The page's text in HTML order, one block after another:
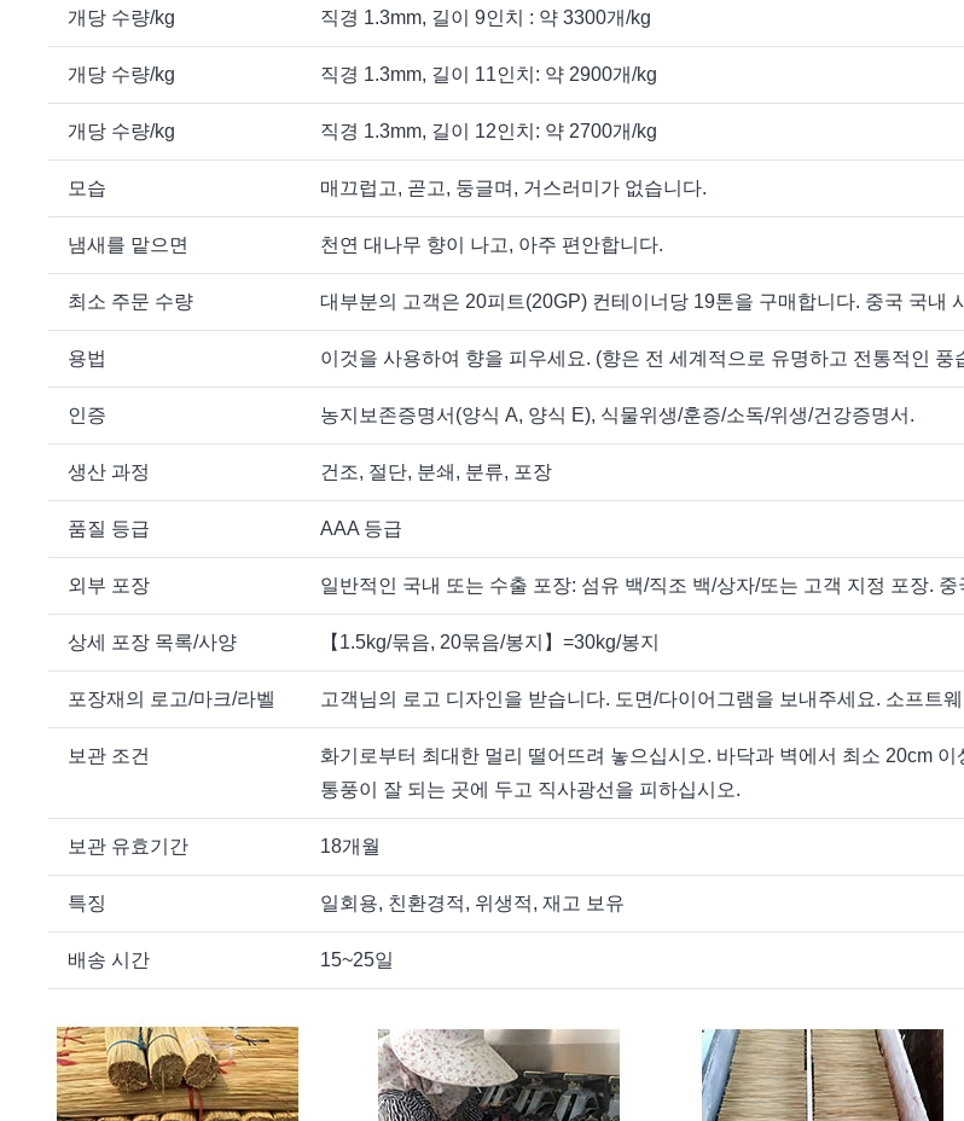
개당 수량/kg 직경 1.3mm, 길이 9인치 : 약 3300개/kg
개당 수량/kg 직경 1.3mm, 길이 11인치: 약 2900개/kg
개당 수량/kg 직경 1.3mm, 길이 12인치: 약 2700개/kg
모습 매끄럽고, 곧고, 둥글며, 거스러미가 없습니다.
냄새를 맡으면 천연 대나무 향이 나고, 아주 편안합니다.
최소 주문 수량 대부분의 고객은 20피트(20GP) 컨테이너당 19톤을 구매합니다. 중국 국내
용법 이것을 사용하여 향을 피우세요. (향은 전 세계적으로 유명하고 전통적인 풍
인증 농지보존증명서(양식 A, 양식 E), 식물위생/훈증/소독/위생/건강증명서.
생산 과정 건조, 절단, 분쇄, 분류, 포장
품질 등급 AAA 등급
외부 포장 일반적인 국내 또는 수출 포장: 섬유 백/직조 백/상자/또는 고객 지정 포장.
상세 포장 목록/사양 【1.5kg/묶음, 20묶음/봉지】=30kg/봉지
포장재의 로고/마크/라벨 고객님의 로고 디자인을 받습니다. 도면/다이어그램을 보내주세요. 소프트
보관 조건
화기로부터 최대한 멀리 떨어뜨려 놓으십시오. 바닥과 벽에서 최소 20cm
통풍이 잘 되는 곳에 두고 직사광선을 피하십시오.
보관 유효기간 18개월
특징 일회용, 친환경적, 위생적, 재고 보유
배송 시간 15~25일